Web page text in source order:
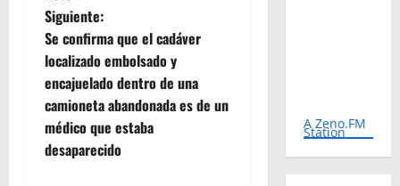
v
e
g
a
Siguiente:
Se confirma que el cadáver
localizado embolsado y
encajuelado dentro de una
camioneta abandonada es de un
médico que estaba
desaparecido
A Zeno.FM
Station